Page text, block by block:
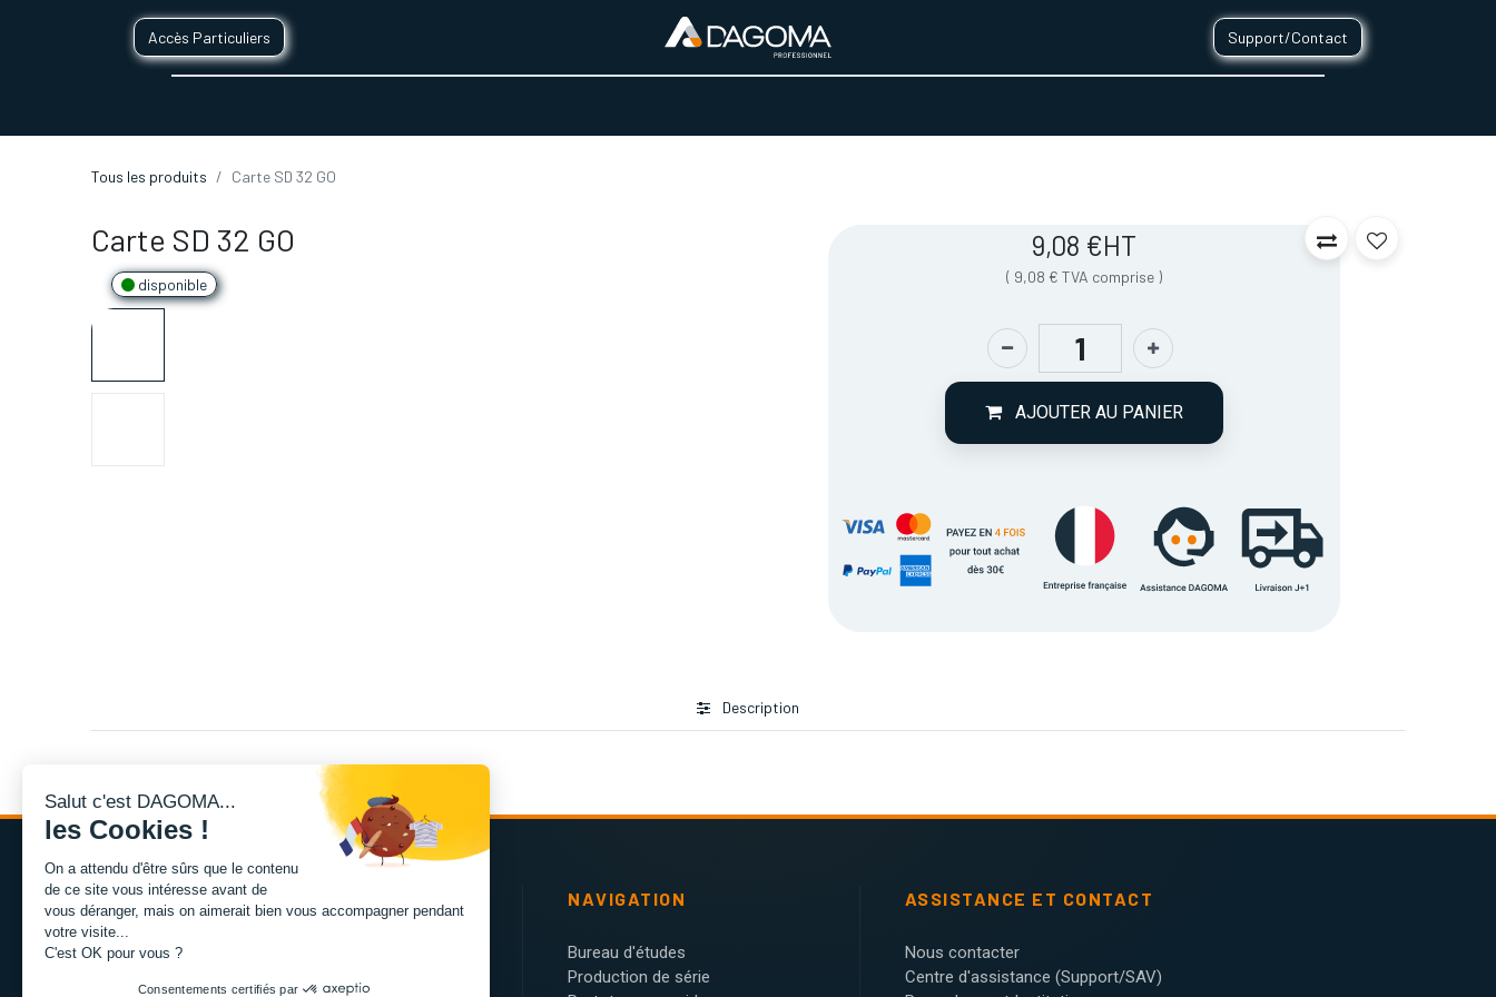
Accès Particuliers Support/Contact
Tous les produits Carte SD 32 GO
Carte SD 32 GO
disponible
9,08 €HT
( 9,08 € TVA comprise )
AJOUTER AU PANIER
Description
L'expertise de la fabrication additive francaise, au service
NAVIGATION
Bureau d'études
Production de série
ASSISTANCE ET CONTACT
Nous contacter
Centre d'assistance (Support/SAV)
Salut c'est DAGOMA...
les Cookies !
On a attendu d'être sûrs que le contenu
de ce site vous intéresse avant de
vous déranger, mais on aimerait bien vous accompagner pendant
votre visite...
C'est OK pour vous ?
Consentements certifiés par